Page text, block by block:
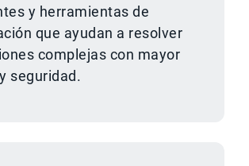
y herramientas de
que ayudan a resolver
complejas con mayor
seguridad.